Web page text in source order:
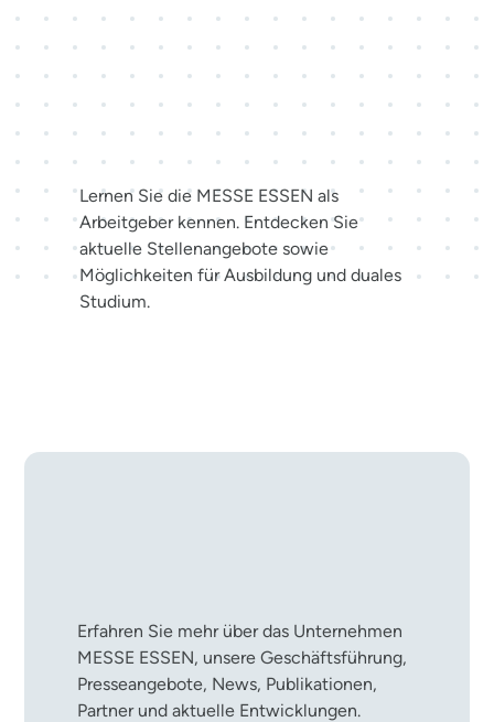
Karriere bei der MESSE
Lernen Sie die MESSE ESSEN als
Arbeitgeber kennen. Entdecken Sie
aktuelle Stellenangebote sowie
Möglichkeiten für Ausbildung und duales
Studium.
Erfahren Sie mehr über das Unternehmen
MESSE ESSEN, unsere Geschäftsführung,
Presseangebote, News, Publikationen,
Partner und aktuelle Entwicklungen.